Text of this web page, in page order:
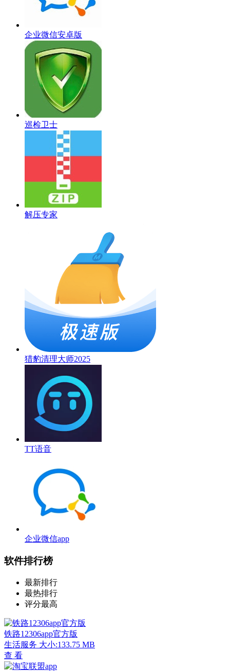
企业微信安卓版
巡检卫士
解压专家
猎豹清理大师2025
TT语音
企业微信app
软件排行榜
最新排行
最热排行
评分最高
铁路12306app官方版
生活服务 大小:133.75 MB
查 看